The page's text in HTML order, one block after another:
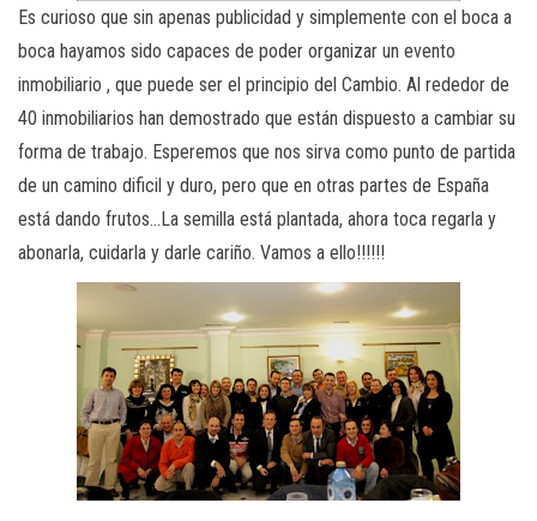
Es curioso que sin apenas publicidad y simplemente con el boca a
boca hayamos sido capaces de poder organizar un evento
inmobiliario , que puede ser el principio del Cambio. Al rededor de
40 inmobiliarios han demostrado que están dispuesto a cambiar su
forma de trabajo. Esperemos que nos sirva como punto de partida
de un camino dificil y duro, pero que en otras partes de España
está dando frutos…La semilla está plantada, ahora toca regarla y
abonarla, cuidarla y darle cariño. Vamos a ello!!!!!!